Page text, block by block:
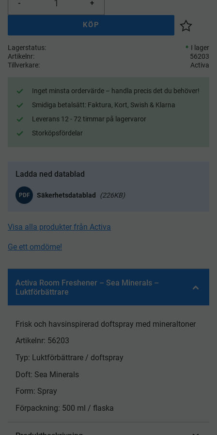
+
-
KÖP
Lägg till
Lagerstatus
I lager
Artikelnr
56203
Tillverkare
Activa
Inget minsta ordervärde – handla precis det du behöver!
Smidiga betalsätt: Faktura, Kort, Swish & Klarna
Leverans 12 - 72 timmar på lagervaror
Storköpsfördelar
Ladda ned datablad
PDF 226KB
Visa alla produkter från Activa
Ge ett omdöme!
Activa Room Freshener – Sea Minerals –
Luktförbättrare
Frisk och havsinspirerad doftspray med mineraltoner
Artikelnr: 56203
Typ: Luktförbättrare / doftspray
Doft: Sea Minerals
Form: Spray
Förpackning: 500 ml / flaska